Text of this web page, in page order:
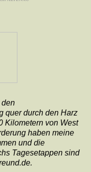
den
quer durch den Harz
Kilometern von West
haben meine
und die
Tagesetappen sind